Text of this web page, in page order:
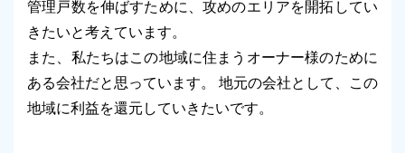
管理戸数を伸ばすために、攻めのエリアを開拓してい
きたいと考えています。
また、私たちはこの地域に住まうオーナー様のために
ある会社だと思っています。 地元の会社として、この
地域に利益を還元していきたいです。